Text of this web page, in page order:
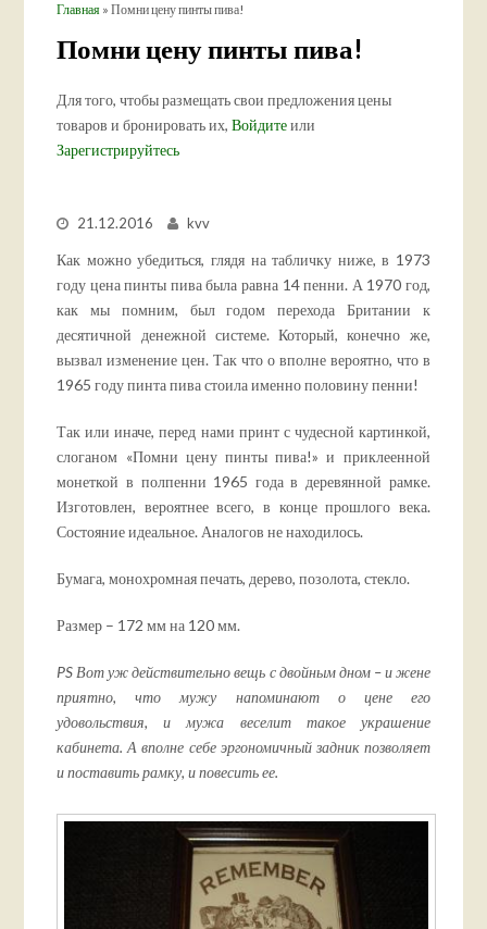
Главная » Помни цену пинты пива!
Помни цену пинты пива!
Для того, чтобы размещать свои предложения цены
товаров и бронировать их,Войдитеили
Зарегистрируйтесь
21.12.2016 kvv
Как можно убедиться, глядя на табличку ниже, в 1973
году цена пинты пива была равна 14 пенни. А 1970 год,
как мы помним, был годом перехода Британии к
десятичной денежной системе. Который, конечно же,
вызвал изменение цен. Так что о вполне вероятно, что в
1965 году пинта пива стоила именно половину пенни!
Так или иначе, перед нами принт с чудесной картинкой,
слоганом «Помни цену пинты пива!» и приклеенной
монеткой в полпенни 1965 года в деревянной рамке.
Изготовлен, вероятнее всего, в конце прошлого века.
Состояние идеальное. Аналогов не находилось.
Бумага, монохромная печать, дерево, позолота, стекло.
Размер – 172 мм на 120 мм.
PS Вот уж действительно вещь с двойным дном – и жене
приятно, что мужу напоминают о цене его
удовольствия, и мужа веселит такое украшение
кабинета. А вполне себе эргономичный задник позволяет
и поставить рамку, и повесить ее.